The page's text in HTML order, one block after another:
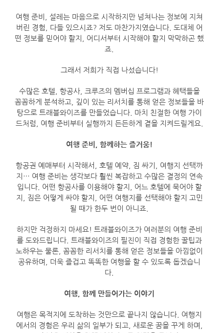
여행 준비, 설레는 마음으로 시작하지만 넘쳐나는 정보에 지쳐
버린 경험, 다들 있으시죠? 저도 마찬가지였습니다. 도대체 어
떤 정보를 믿어야 할지, 어디서부터 시작해야 할지 막막하곤 했
죠.
그래서 저희가 직접 나섰습니다!
수많은 호텔, 항공사, 크루즈의 멤버십 프로그램과 혜택들을
꼼꼼하게 분석하고, 깊이 있는 리서치를 통해 얻은 정보들을 바
탕으로 트래블와이즈를 만들었습니다. 마치 친절한 여행 가이
드처럼, 여행 준비부터 실행까지 든든하게 곁을 지켜드릴게요.
여행 준비, 함께하는 즐거움!
항공권 예매부터 시작해서, 호텔 예약, 짐 싸기, 여행지 선택까
지… 여행 준비는 생각보다 훨씬 복잡하고 수많은 결정의 연속
입니다. 어떤 항공사를 이용해야 할지, 어느 호텔에 묵어야 할
지, 짐은 어떻게 싸야 할지, 어떤 여행지를 선택해야 할지 고민
될 때가 한두 번이 아니죠.
하지만 걱정하지 마세요! 트래블와이즈가 여러분의 여행 준비
를 도와드립니다. 트래블와이즈의 필진이 직접 경험한 꿀팁과
노하우는 물론, 꼼꼼한 리서치를 통해 얻은 정보들을 아낌없이
공유하며, 더욱 즐겁고 똑똑한 여행을 할 수 있도록 돕겠습니
다.
여행, 함께 만들어가는 이야기
여행은 목적지에 도착하는 것만으로 끝나지 않습니다. 여행지
에서의 경험은 우리 삶의 일부가 되고, 새로운 꿈을 꾸게 하며,